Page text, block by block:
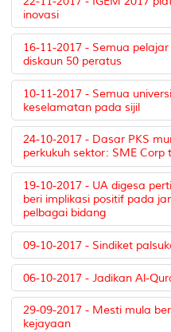
inovasi
16-11-2017 - Semua
diskaun 50 peratus
10-11-2017 - Semua
keselamatan pada sijil
24-10-2017 - Dasar PKS
perkukuh sektor: SME Corp
19-10-2017 - UA digesa
beri implikasi positif pada
pelbagai bidang
09-10-2017 - Sindiket
06-10-2017 - Jadikan Al-
29-09-2017 - Mesti mula
kejayaan